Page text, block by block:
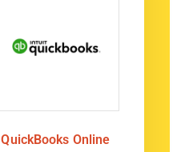
QuickBooks Online